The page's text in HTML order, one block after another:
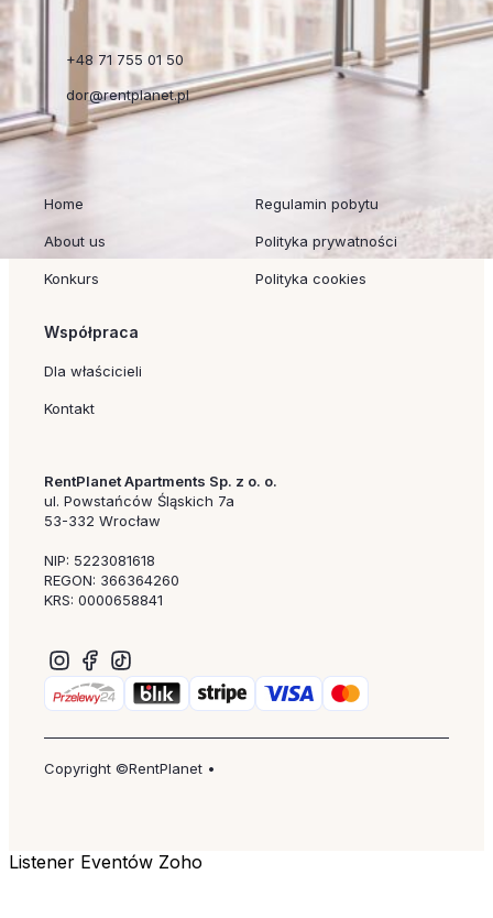
+48 71 755 01 50
dor@rentplanet.pl
Home
About us
Konkurs
Regulamin pobytu
Polityka prywatności
Polityka cookies
Współpraca
Dla właścicieli
Kontakt
RentPlanet Apartments Sp. z o. o.
ul. Powstańców Śląskich 7a
53-332 Wrocław
NIP: 5223081618
REGON: 366364260
KRS: 0000658841
Copyright ©RentPlanet •
Listener Eventów Zoho